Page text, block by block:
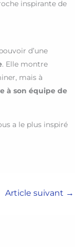
inspirante de
d’une
. Elle montre
mais à
à son équipe de
a le plus inspiré
Article suivant →